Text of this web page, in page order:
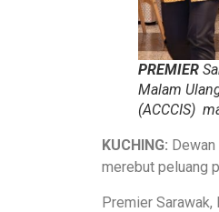
PREMIER
Malam
(ACCCIS)
KUCHING:
merebut peluang
Premier Sarawak,